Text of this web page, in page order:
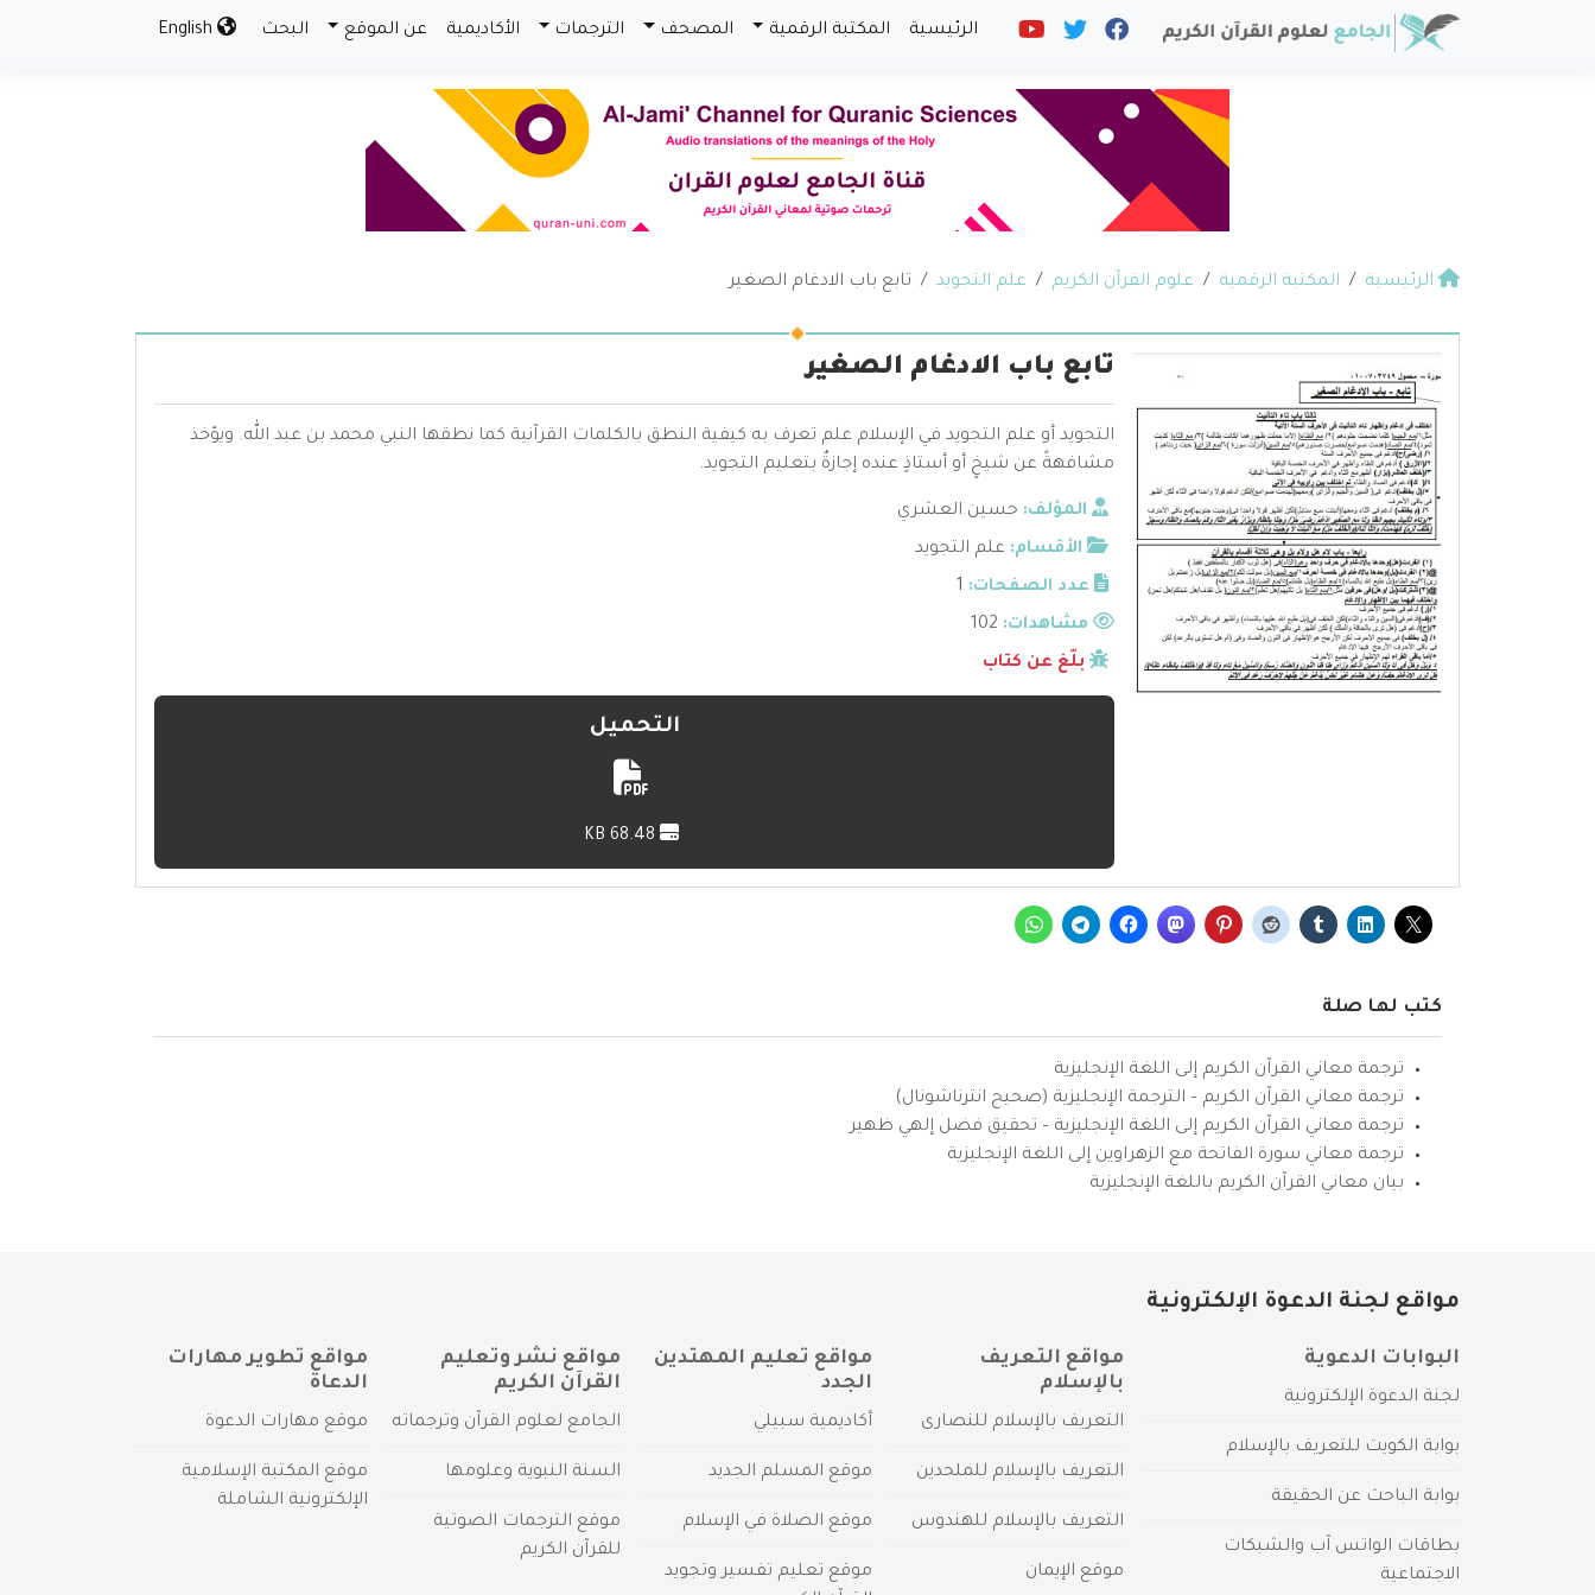
الرئيسية المكتبة الرقمية المصحف الترجمات الأكاديمية عن الموقع البحث
الرئيسية المكتبة الرقمية علوم القرآن الكريم علم التجويد تابع باب الادغام الصغير
تابع باب الادغام الصغير
التجويد أو علم التجويد في الإسلام علم تعرف به كيفية النطق بالكلمات القرآنية كما نطقها النبي محمد بن عبد الله. ويؤخذ
مشافهةً عن شيخٍ أو أستاذٍ عنده إجازةٌ بتعليم التجويد.
المؤلف: حسين العشري
الأقسام: علم التجويد
عدد الصفحات: 1
مشاهدات:
بلّغ عن كتاب
التحميل
كتب لها صلة
ترجمة معاني القرآن الكريم إلى اللغة الإنجليزية
ترجمة معاني القرآن الكريم – الترجمة الإنجليزية (صحيح انترناشونال)
ترجمة معاني القرآن الكريم إلى اللغة الإنجليزية – تحقيق فضل إلهي ظهير
ترجمة معاني سورة الفاتحة مع الزهراوين إلى اللغة الإنجليزية
بيان معاني القرآن الكريم باللغة الإنجليزية
مواقع لجنة الدعوة الإلكترونية
البوابات الدعوية
لجنة الدعوة الإلكترونية
بوابة الكويت للتعريف بالإسلام
بوابة الباحث عن الحقيقة
بطاقات الواتس آب والشبكات
الاجتماعية
مواقع التعريف
بالإسلام
التعريف بالإسلام للنصارى
التعريف بالإسلام للملحدين
التعريف بالإسلام للهندوس
موقع الإيمان
مواقع تعليم المهتدين
الجدد
أكاديمية سبيلي
موقع المسلم الجديد
موقع الصلاة في الإسلام
موقع تعليم تفسير وتجويد
مواقع نشر وتعليم
القرآن الكريم
الجامع لعلوم القرآن وترجماته
السنة النبوية وعلومها
موقع الترجمات الصوتية
للقرآن الكريم
مواقع تطوير مهارات
الدعاة
موقع مهارات الدعوة
موقع المكتبة الإسلامية
الإلكترونية الشاملة